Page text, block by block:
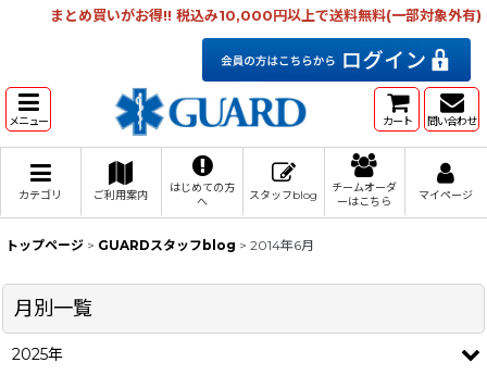
まとめ買いがお得!! 税込み10,000円以上で送料無料(一部対象外有)
メニュー カート 問い合わせ
カテゴリ ご利用案内
はじめての方
へ
スタッフblog
チームオーダ
ーはこちら
マイページ
トップページ > GUARDスタッフblog > 2014年6月
月別一覧
2025年